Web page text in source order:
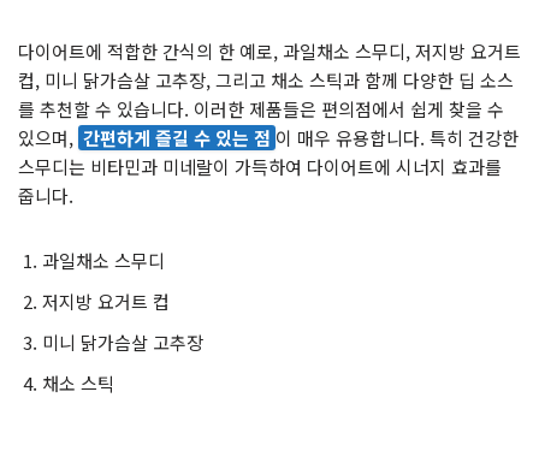
다이어트에 적합한 간식의 한 예로, 과일채소 스무디, 저지방 요거트
컵, 미니 닭가슴살 고추장, 그리고 채소 스틱과 함께 다양한 딥 소스
를 추천할 수 있습니다. 이러한 제품들은 편의점에서 쉽게 찾을 수
있으며, 간편하게 즐길 수 있는 점 이 매우 유용합니다. 특히 건강한
스무디는 비타민과 미네랄이 가득하여 다이어트에 시너지 효과를
줍니다.
과일채소 스무디
저지방 요거트 컵
미니 닭가슴살 고추장
채소 스틱